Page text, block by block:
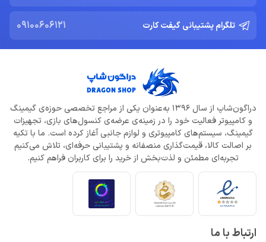
تلگرام پشتیبانی گیفت کارت 09100606121
دراگون‌شاپ از سال 1396 به‌عنوان یکی از مراجع تخصصی حوزه‌ی گیمینگ
و کامپیوتر فعالیت خود را در زمینه‌ی عرضه‌ی کنسول‌های بازی، تجهیزات
گیمینگ، سیستم‌های کامپیوتری و لوازم جانبی آغاز کرده است. ما با تکیه
بر اصالت کالا، قیمت‌گذاری منصفانه و پشتیبانی حرفه‌ای، تلاش می‌کنیم
تجربه‌ای مطمئن و لذت‌بخش از خرید را برای کاربران فراهم کنیم.
ارتباط با ما